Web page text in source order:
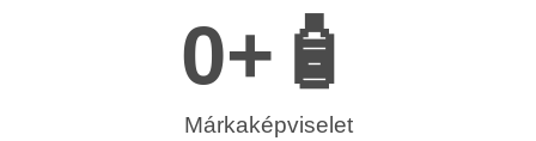
Márkaképviselet
0+🧴